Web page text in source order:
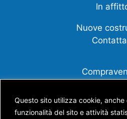
Questo sito utilizza cookie,
funzionalità del sito e attività
In
Nuove
Cessione